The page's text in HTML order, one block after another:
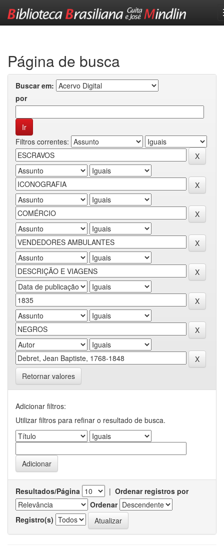
Página de busca
Buscar em:
por
Filtros correntes:
Retornar valores
Adicionar filtros:
Utilizar filtros para refinar o resultado de busca.
Resultados/Página | Ordenar registros por
Ordenar
Registro(s)